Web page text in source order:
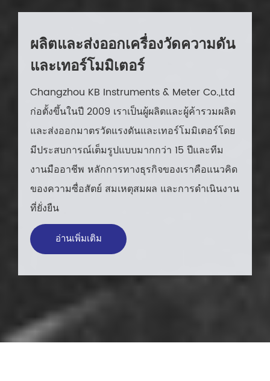
ผลิตและส่งออกเครื่องวัดความดัน
และเทอร์โมมิเตอร์
Changzhou KB Instruments & Meter Co.,Ltd
ก่อตั้งขึ้นในปี 2009 เราเป็นผู้ผลิตและผู้ค้ารวมผลิต
และส่งออกมาตรวัดแรงดันและเทอร์โมมิเตอร์โดย
มีประสบการณ์เต็มรูปแบบมากกว่า 15 ปีและทีม
งานมืออาชีพ หลักการทางธุรกิจของเราคือแนวคิด
ของความซื่อสัตย์ สมเหตุสมผล และการดำเนินงาน
ที่ยั่งยืน
อ่านเพิ่มเติม